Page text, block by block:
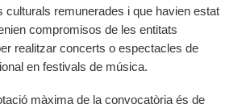
culturals remunerades i que havien estat
compromisos de les entitats
realitzar concerts o espectacles de
en festivals de música.
màxima de la convocatòria és de